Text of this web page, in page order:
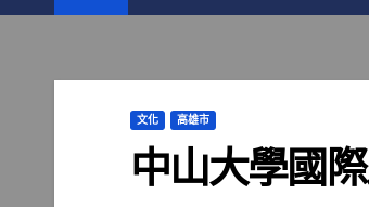
文化 高雄市
中山大學國